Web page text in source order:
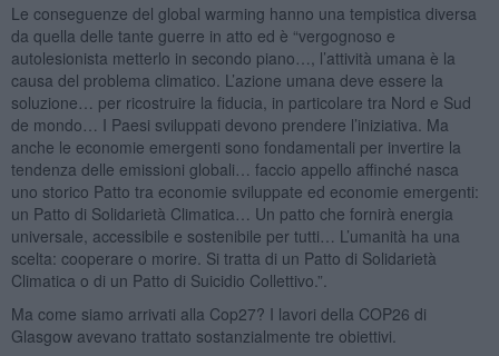
Le conseguenze del global warming hanno una tempistica diversa
da quella delle tante guerre in atto ed è “vergognoso e
autolesionista metterlo in secondo piano…, l’attività umana è la
causa del problema climatico. L’azione umana deve essere la
soluzione… per ricostruire la fiducia, in particolare tra Nord e Sud
de mondo… I Paesi sviluppati devono prendere l’iniziativa. Ma
anche le economie emergenti sono fondamentali per invertire la
tendenza delle emissioni globali… faccio appello affinché nasca
uno storico Patto tra economie sviluppate ed economie emergenti:
un Patto di Solidarietà Climatica… Un patto che fornirà energia
universale, accessibile e sostenibile per tutti… L’umanità ha una
scelta: cooperare o morire. Si tratta di un Patto di Solidarietà
Climatica o di un Patto di Suicidio Collettivo.”.
Ma come siamo arrivati alla Cop27? I lavori della COP26 di
Glasgow avevano trattato sostanzialmente tre obiettivi.